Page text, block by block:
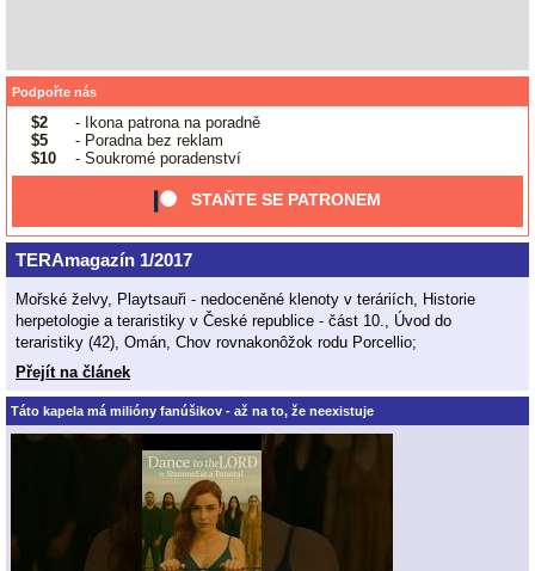
Podpořte nás
$2
- Ikona patrona na poradně
$5
- Poradna bez reklam
$10
- Soukromé poradenství
STAŇTE SE PATRONEM
TERAmagazín 1/2017
Mořské želvy, Playtsauři - nedoceněné klenoty v teráriích, Historie
herpetologie a teraristiky v České republice - část 10., Úvod do
teraristiky (42), Omán, Chov rovnakonôžok rodu Porcellio;
Přejít na článek
Táto kapela má milióny fanúšikov - až na to, že neexistuje